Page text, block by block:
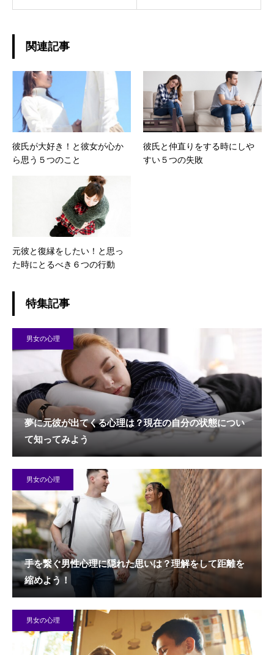
関連記事
彼氏が大好き！と彼女が心か
ら思う５つのこと
彼氏と仲直りをする時にしや
すい５つの失敗
元彼と復縁をしたい！と思っ
た時にとるべき６つの行動
特集記事
男女の心理
夢に元彼が出てくる心理は？現在の自分の状態につい
て知ってみよう
男女の心理
手を繋ぐ男性心理に隠れた思いは？理解をして距離を
縮めよう！
男女の心理